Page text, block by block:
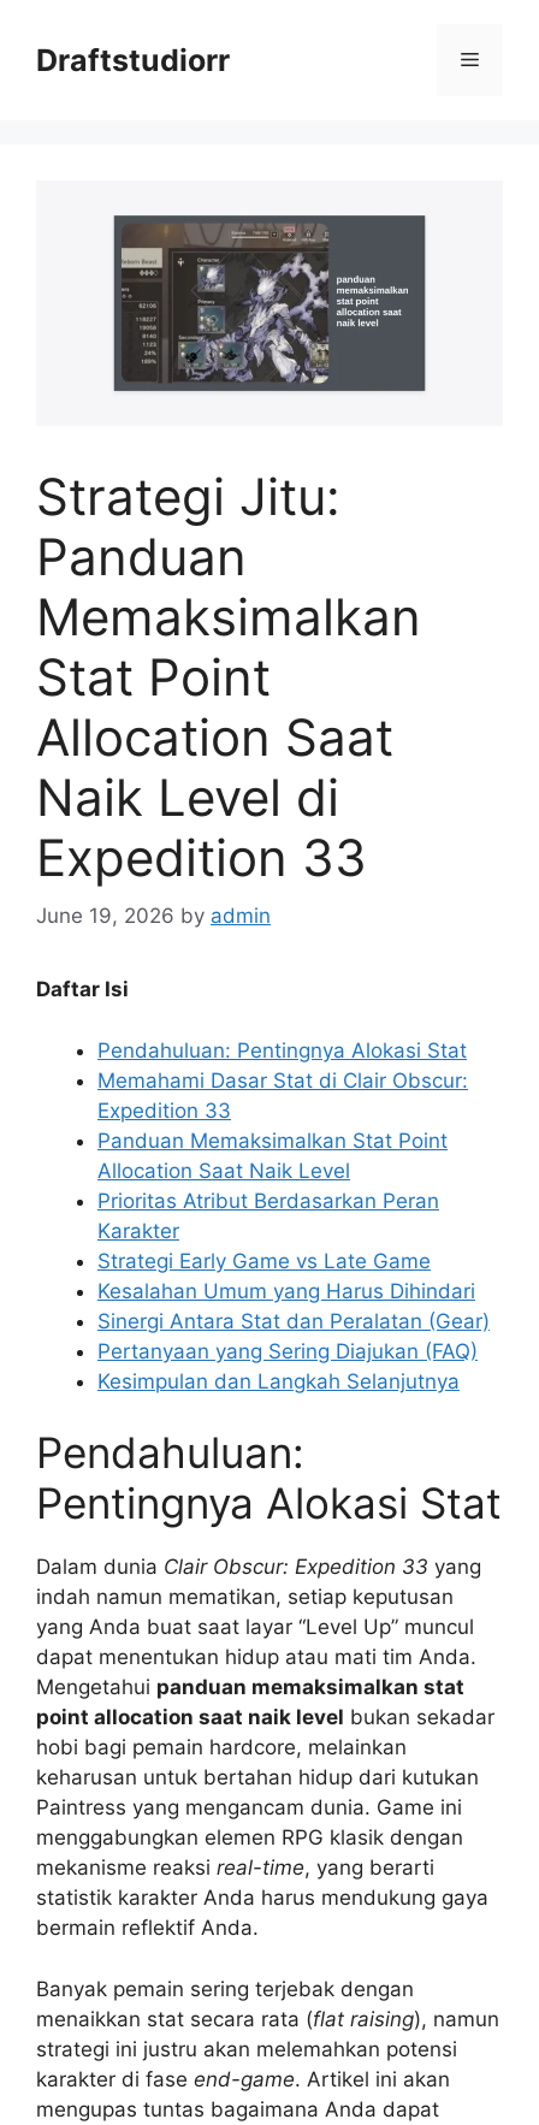
contentDraftstudiorr Menu
Strategi Jitu:
Panduan
Memaksimalkan
Stat Point
Allocation Saat
Naik Level di
Expedition 33
June 19, 2026 by admin
Daftar Isi
Pendahuluan: Pentingnya Alokasi Stat
Memahami Dasar Stat di Clair Obscur:
Expedition 33
Panduan Memaksimalkan Stat Point
Allocation Saat Naik Level
Prioritas Atribut Berdasarkan Peran
Karakter
Strategi Early Game vs Late Game
Kesalahan Umum yang Harus Dihindari
Sinergi Antara Stat dan Peralatan (Gear)
Pertanyaan yang Sering Diajukan (FAQ)
Kesimpulan dan Langkah Selanjutnya
Pendahuluan:
Pentingnya Alokasi Stat
Dalam dunia Clair Obscur: Expedition 33 yang
indah namun mematikan, setiap keputusan
yang Anda buat saat layar “Level Up” muncul
dapat menentukan hidup atau mati tim Anda.
Mengetahui panduan memaksimalkan stat
point allocation saat naik level bukan sekadar
hobi bagi pemain hardcore, melainkan
keharusan untuk bertahan hidup dari kutukan
Paintress yang mengancam dunia. Game ini
menggabungkan elemen RPG klasik dengan
mekanisme reaksi real-time, yang berarti
statistik karakter Anda harus mendukung gaya
bermain reflektif Anda.
Banyak pemain sering terjebak dengan
menaikkan stat secara rata (flat raising), namun
strategi ini justru akan melemahkan potensi
karakter di fase end-game. Artikel ini akan
mengupas tuntas bagaimana Anda dapat